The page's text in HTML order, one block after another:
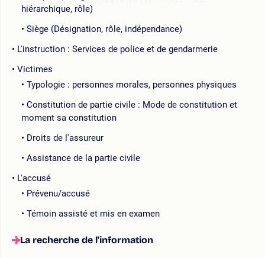
hiérarchique, rôle)
Siège (Désignation, rôle, indépendance)
L'instruction : Services de police et de gendarmerie
Victimes
Typologie : personnes morales, personnes physiques
Constitution de partie civile : Mode de constitution et
moment sa constitution
Droits de l'assureur
Assistance de la partie civile
L'accusé
Prévenu/accusé
Témoin assisté et mis en examen
La recherche de l'information